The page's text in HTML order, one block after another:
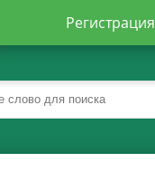
Регистрация